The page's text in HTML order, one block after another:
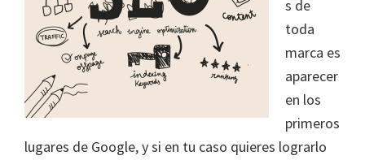
s de
toda
marca es
aparecer
en los
primeros
lugares de Google, y si en tu caso quieres lograrlo